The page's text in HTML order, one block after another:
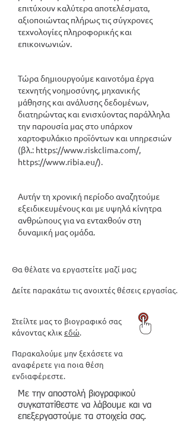
επιτύχουν καλύτερα αποτελέσματα,
αξιοποιώντας πλήρως τις σύγχρονες
τεχνολογίες πληροφορικής και
επικοινωνιών.
Τώρα δημιουργούμε καινοτόμα έργα
τεχνητής νοημοσύνης, μηχανικής
μάθησης και ανάλυσης δεδομένων,
διατηρώντας και ενισχύοντας παράλληλα
την παρουσία μας στο υπάρχον
χαρτοφυλάκιο προϊόντων και υπηρεσιών
(βλ.: https://www.riskclima.com/,
https://www.ribia.eu/).
Αυτήν τη χρονική περίοδο αναζητούμε
εξειδικευμένους και με υψηλά κίνητρα
ανθρώπους για να ενταχθούν στη
δυναμική μας ομάδα.
Θα θέλατε να εργαστείτε μαζί μας;
Δείτε παρακάτω τις ανοιχτές θέσεις εργασίας.
Στείλτε μας το βιογραφικό σας
κάνοντας κλικεδώ.
Παρακαλούμε μην ξεχάσετε να
αναφέρετε για ποια θέση
ενδιαφέρεστε.
Με την αποστολή βιογραφικού
συγκατατίθεστε να λάβουμε και να
επεξεργαστούμε τα στοιχεία σας.